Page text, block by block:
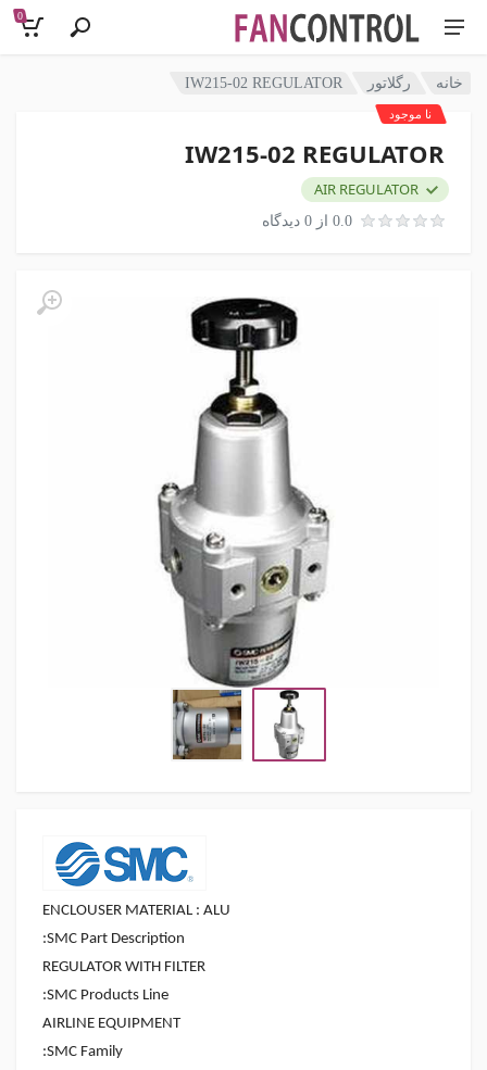
0
خانه رگلاتور IW215-02 REGULATOR
IW215-02 REGULATOR
0.0 از 0 دیدگاه
AIR REGULATOR
ENCLOUSER MATERIAL : ALU
SMC Part Description
:
REGULATOR WITH FILTER
SMC Products Line
:
AIRLINE EQUIPMENT
SMC Family
:
نا موجود